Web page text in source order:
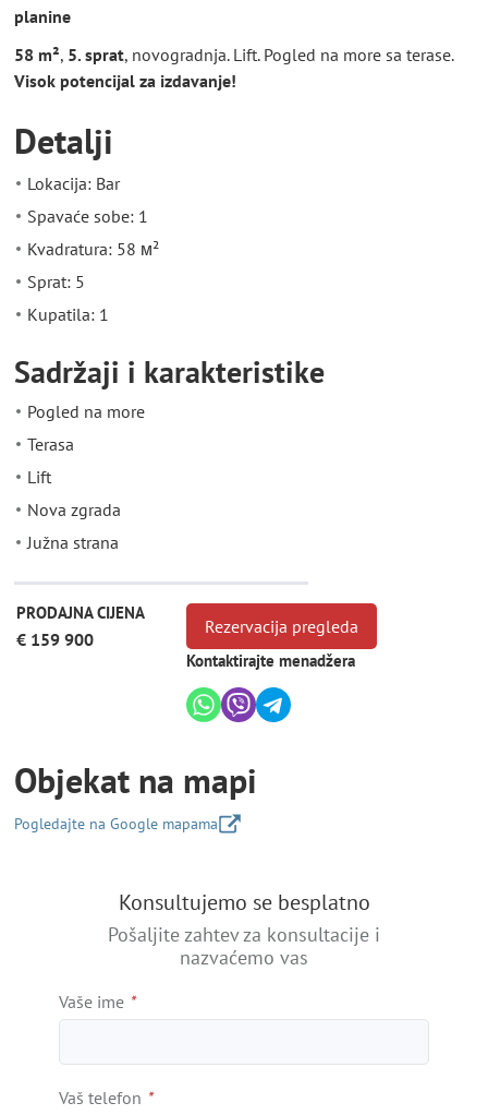
planine
58 m², 5. sprat, novogradnja. Lift. Pogled na more sa terase.
Visok potencijal za izdavanje!
Detalji
Lokacija: Bar
Spavaće sobe: 1
Kvadratura: 58 м²
Sprat: 5
Kupatila: 1
Sadržaji i karakteristike
Pogled na more
Terasa
Lift
Nova zgrada
Južna strana
PRODAJNA CIJENA
€ 159 900
Rezervacija pregleda
Kontaktirajte menadžera
Objekat na mapi
Pogledajte na Google mapama
Konsultujemo se besplatno
Pošaljite zahtev za konsultacije i
nazvaćemo vas
Vaše ime *
Vaš telefon *